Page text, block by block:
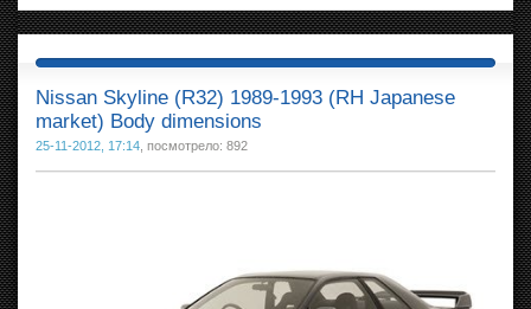
Nissan Skyline (R32) 1989-1993 (RH Japanese
market) Body dimensions
25-11-2012, 17:14 , посмотрело: 892